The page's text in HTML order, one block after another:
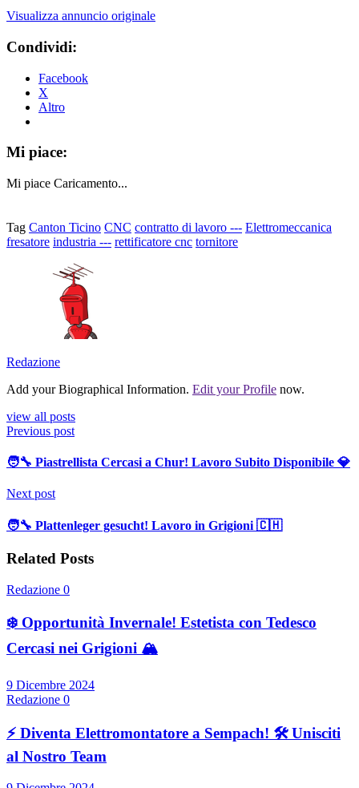
Visualizza annuncio originale
Condividi:
Facebook
X
Altro
Mi piace:
Mi piace Caricamento...
Tag Canton Ticino CNC contratto di lavoro --- Elettromeccanica
fresatore industria --- rettificatore cnc tornitore
Redazione
Add your Biographical Information. Edit your Profile now.
view all posts
Previous post
🧑‍🔧 Piastrellista Cercasi a Chur! Lavoro Subito Disponibile 💎
Next post
🧑‍🔧 Plattenleger gesucht! Lavoro in Grigioni 🇨🇭
Related Posts
Redazione 0
❄️ Opportunità Invernale! Estetista con Tedesco
Cercasi nei Grigioni 🏔️
9 Dicembre 2024
Redazione 0
⚡ Diventa Elettromontatore a Sempach! 🛠️ Unisciti
al Nostro Team